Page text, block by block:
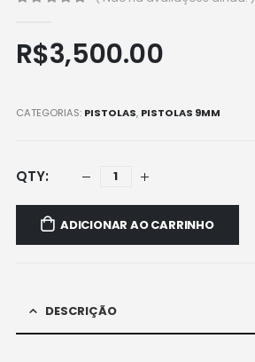
R$3,500.00
CATEGORIAS: PISTOLAS, PISTOLAS 9MM
ADICIONAR AO CARRINHO
DESCRIÇÃO